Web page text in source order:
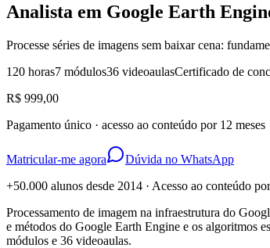
Analista em Google Earth
Processe séries de imagens sem baixar cena:
120 horas7 módulos36 videoaulasCertificado de
R$ 999,00
Pagamento único · acesso ao conteúdo por 12 meses
Matricular-me agora
Dúvida no WhatsApp
+50.000 alunos desde 2014 · Acesso ao conteúdo
Processamento de imagem na infraestrutura do
e métodos do Google Earth Engine e os algoritmos
módulos e 36 videoaulas.